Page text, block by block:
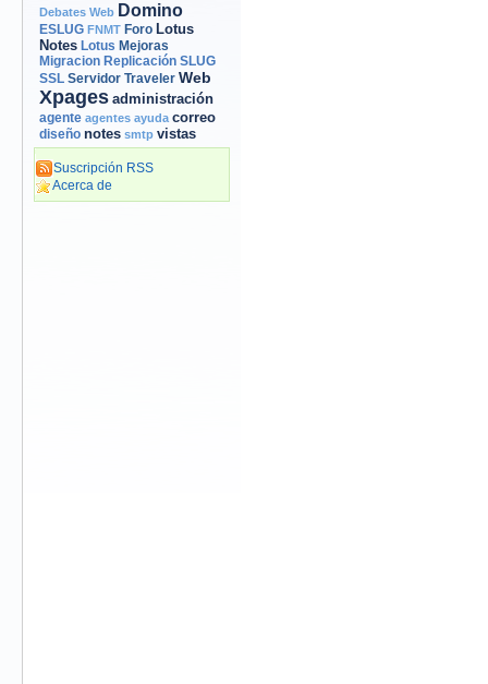
Debates Web Domino
ESLUG FNMT Foro Lotus
Notes Lotus Mejoras
Migracion Replicación SLUG
SSL Servidor Traveler Web
Xpages administración
agente agentes ayuda correo
diseño notes smtp vistas
Suscripción RSS
Acerca de